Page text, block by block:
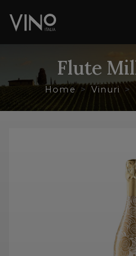
Flute
Home Vinuri